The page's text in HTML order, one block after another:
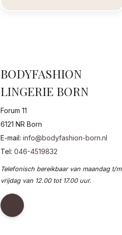
BODYFASHION
LINGERIE BORN
Forum 11
6121 NR Born
E-mail: info@bodyfashion-born.nl
Tel: 046-4519832
Telefonisch bereikbaar van maandag t/m
vrijdag van 12.00 tot 17.00 uur.